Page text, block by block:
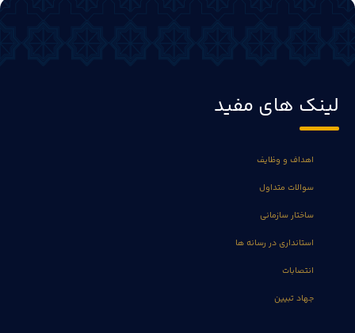
لینک های مفید
اهداف و وظایف
سوالات متداول
ساختار سازمانی
استانداری در رسانه ها
انتصابات
جهاد تبیین